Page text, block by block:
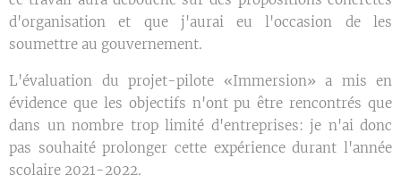
d'organisation et que j'aurai eu l'occasion de les
soumettre au gouvernement.
L'évaluation du projet-pilote «Immersion» a mis en
évidence que les objectifs n'ont pu être rencontrés que
dans un nombre trop limité d'entreprises: je n'ai donc
pas souhaité prolonger cette expérience durant l'année
scolaire 2021-2022.